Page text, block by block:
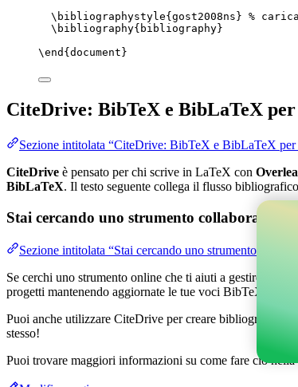
\bibliographystyle{gost2008ns} %
\bibliography{bibliography}
\end { document }
CiteDrive: BibTeX e BibLaTeX
Sezione intitolata “CiteDrive: BibTeX e BibLaTeX per
CiteDrive è pensato per chi scrive in LaTeX con
BibLaTeX. Il testo seguente collega il flusso
Stai cercando uno strumento collaborativo
Sezione intitolata “Stai cercando uno strumento
Se cerchi uno strumento online che ti aiuti a gestire i
progetti mantenendo aggiornate le tue voci BibTeX nel
Puoi anche utilizzare CiteDrive per creare bibliografie e
stesso!
Puoi trovare maggiori informazioni su come fare ciò